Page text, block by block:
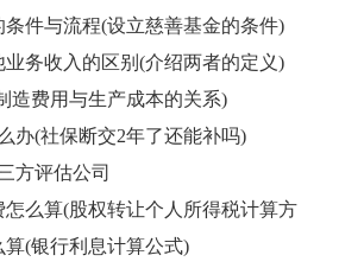
件与流程(设立慈善基金的条件)
务收入的区别(介绍两者的定义)
造费用与生产成本的关系)
办(社保断交2年了还能补吗)
方评估公司
么算(股权转让个人所得税计算方
(银行利息计算公式)